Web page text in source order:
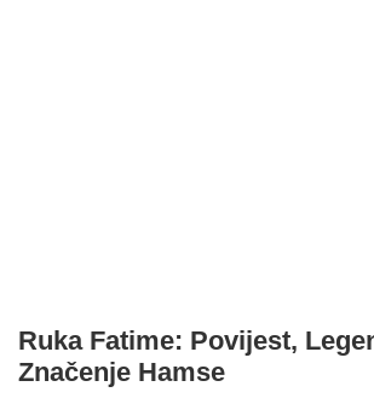
Ruka Fatime: Povijest,
Značenje Hamse